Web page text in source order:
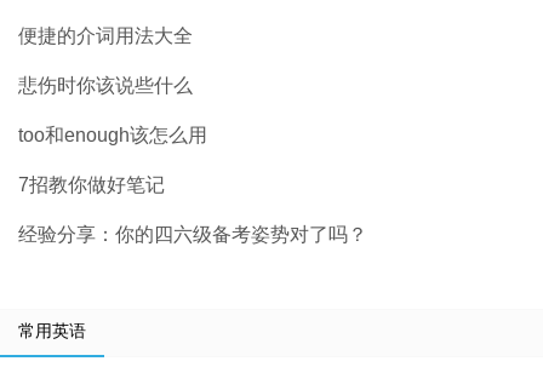
便捷的介词用法大全
悲伤时你该说些什么
too和enough该怎么用
7招教你做好笔记
经验分享：你的四六级备考姿势对了吗？
常用英语